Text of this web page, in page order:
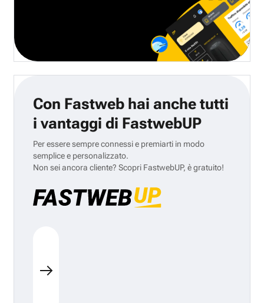
Con Fastweb hai anche tutti
i vantaggi di FastwebUP
Per essere sempre connessi e premiarti in modo
semplice e personalizzato.
Non sei ancora cliente? Scopri FastwebUP, è gratuito!